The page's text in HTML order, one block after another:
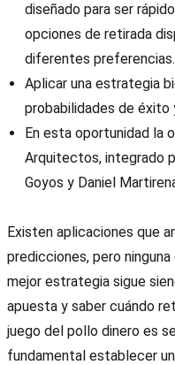
diseñado para ser
opciones de retirada
diferentes preferencias.
Aplicar una estrategia
probabilidades de éxito
En esta oportunidad la
Arquitectos, integrado
Goyos y Daniel
Existen aplicaciones que
predicciones, pero
mejor estrategia sigue
apuesta y saber cuándo
juego del pollo dinero es
fundamental establecer